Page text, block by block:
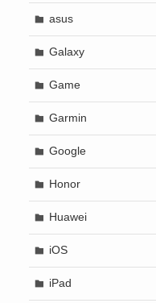
asus
Galaxy
Game
Garmin
Google
Honor
Huawei
iOS
iPad